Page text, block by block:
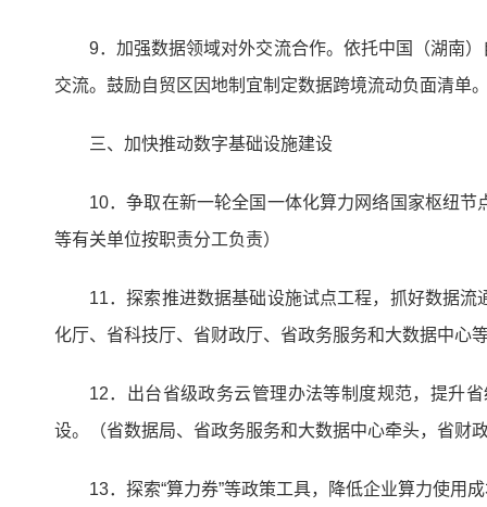
9．加强数据领域对外交流合作。依托中国（湖南
交流。鼓励自贸区因地制宜制定数据跨境流动负面清单
三、加快推动数字基础设施建设
10．争取在新一轮全国一体化算力网络国家枢纽
等有关单位按职责分工负责）
11．探索推进数据基础设施试点工程，抓好数据
化厅、省科技厅、省财政厅、省政务服务和大数据中心
12．出台省级政务云管理办法等制度规范，提升
设。（省数据局、省政务服务和大数据中心牵头，省财
13．探索“算力券”等政策工具，降低企业算力使用